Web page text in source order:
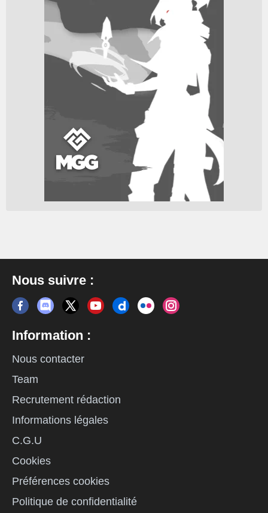
Nous suivre :
Information :
Nous contacter
Team
Recrutement rédaction
Informations légales
C.G.U
Cookies
Préférences cookies
Politique de confidentialité